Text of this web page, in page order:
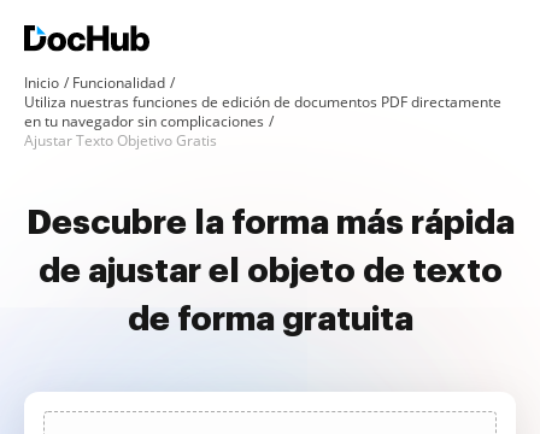
Inicio
Funcionalidad
Utiliza nuestras funciones de edición de documentos PDF directamente
en tu navegador sin complicaciones
Ajustar Texto Objetivo Gratis
Descubre la forma más rápida
de ajustar el objeto de texto
de forma gratuita